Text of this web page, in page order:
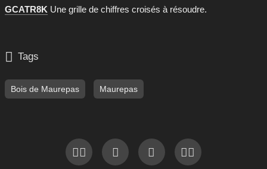
GCATR8K Une grille de chiffres croisés à résoudre.
 Tags
Bois de Maurepas Maurepas